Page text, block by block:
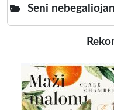
Seni